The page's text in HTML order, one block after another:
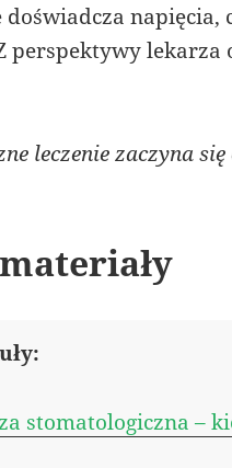
doświadcza
perspektywy lekarza
leczenie zaczyna
stomatologiczna –